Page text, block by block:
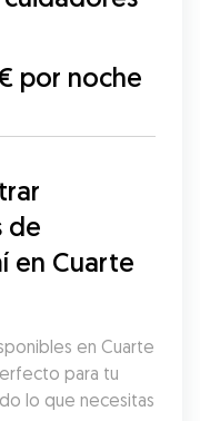
por noche
de
en Cuarte
en Cuarte
para tu
lo que necesitas